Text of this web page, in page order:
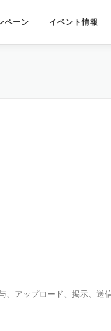
ペーン イベント情報
アップロード、掲示、送